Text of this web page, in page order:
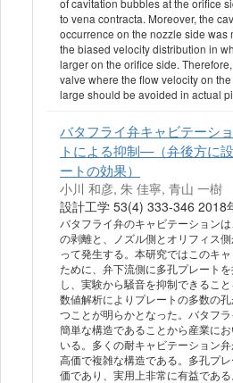
of cavitation bubbles at the orifice
to vena contracta. Moreover, the
occurrence on the nozzle side was
the biased velocity distribution in
larger on the orifice side.
valve where the flow velocity on
large should be avoided in actual
バタフライ弁キャビテーシ
トによる抑制—（弁後方に
ートの効果）
小川 和彦, 朱 佳寧, 青山 一樹
設計工学 53(4) 333-346 2018
バタフライ弁のキャビテーション
の剥離と、ノズル側とオリフィス
って発生する。本研究ではこのキ
ために、弁下流側に多孔プレート
し、実験から騒音を抑制できるこ
数値解析によりプレートの多数の
つことが明らかとなった。バタフ
簡単な構造であることから産業に
いる。多くの耐キャビテーション弁
高価で複雑な構造である。多孔プ
価であり、実用上非常に有益である